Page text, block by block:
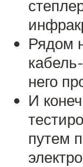
Рядом
него
И
путем